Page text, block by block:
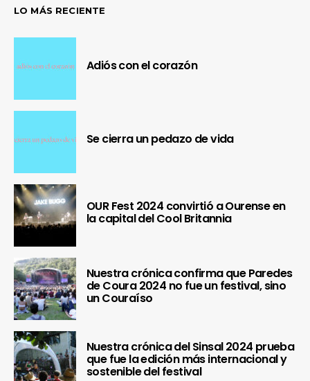
LO MÁS RECIENTE
Adiós con el corazón
Se cierra un pedazo de vida
OUR Fest 2024 convirtió a Ourense en
la capital del Cool Britannia
Nuestra crónica confirma que Paredes
de Coura 2024 no fue un festival, sino
un Couraíso
Nuestra crónica del Sinsal 2024 prueba
que fue la edición más internacional y
sostenible del festival